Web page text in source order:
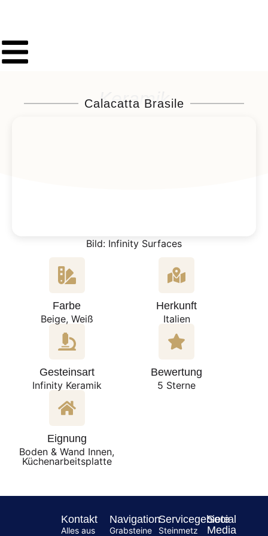
Keramik
Calacatta Brasile
Bild: Infinity Surfaces
Farbe
Beige, Weiß
Herkunft
Italien
Gesteinsart
Infinity Keramik
Bewertung
5 Sterne
Eignung
Boden & Wand Innen,
Küchenarbeitsplatte
Kontakt
Alles aus
Navigation
Grabsteine
Servicegebiete
Steinmetz
Social
Media